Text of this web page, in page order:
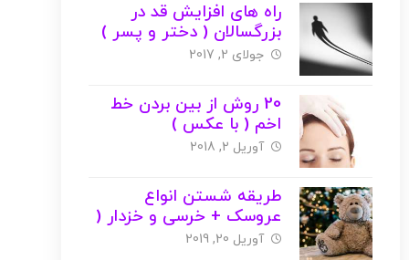
راه های افزایش قد در
بزرگسالان ( دختر و پسر )
+ عکس
جولای 2, 2017
20 روش از بین بردن خط
اخم ( با عکس )
آوریل 2, 2018
طریقه شستن انواع
عروسک + خرسی و خزدار (
با عکس )
آوریل 20, 2019